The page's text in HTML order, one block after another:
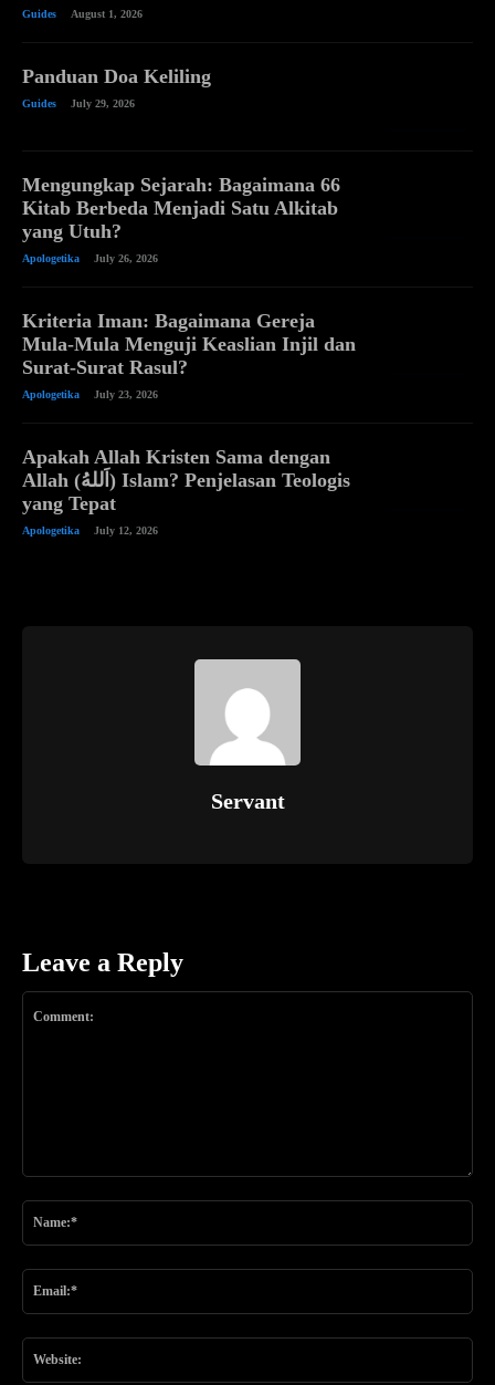
Guides August 1, 2026
Panduan Doa Keliling
Guides July 29, 2026
Mengungkap Sejarah: Bagaimana 66
Kitab Berbeda Menjadi Satu Alkitab
yang Utuh?
Apologetika July 26, 2026
Kriteria Iman: Bagaimana Gereja
Mula-Mula Menguji Keaslian Injil dan
Surat-Surat Rasul?
Apologetika July 23, 2026
Apakah Allah Kristen Sama dengan
Allah (اَللهُ) Islam? Penjelasan Teologis
yang Tepat
Apologetika July 12, 2026
Leave a Reply
Servant